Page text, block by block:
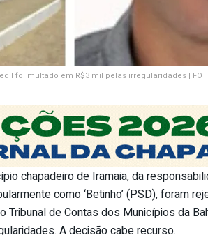
foi multado em R$3 mil pelas irregularidades |
chapadeiro de Iramaia, da
como ‘Betinho’ (PSD), foram
Tribunal de Contas dos Municípios da
A decisão cabe recurso.